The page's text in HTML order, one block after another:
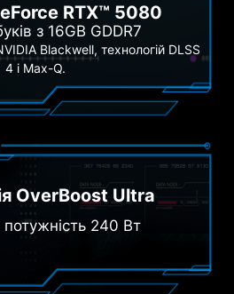
RTX™ 5080
з 16GB GDDR7
Blackwell, технологій DLSS
4 і Max-Q.
OverBoost Ultra
240 Вт